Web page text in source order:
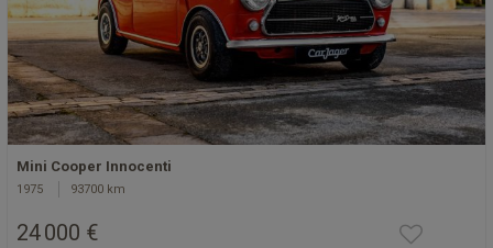
Mini Cooper Innocenti
1975 93700 km
24 000 €